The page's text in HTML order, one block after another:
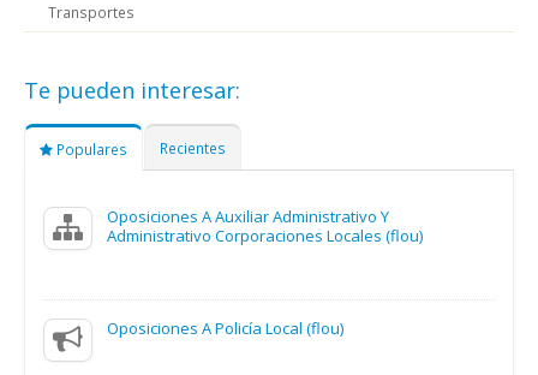
Transportes
Te pueden interesar:
Populares Recientes
Oposiciones A Auxiliar Administrativo Y
Administrativo Corporaciones Locales (flou)
Oposiciones A Policía Local (flou)